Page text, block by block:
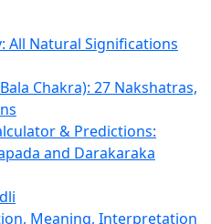
All Natural Significations
Chakra): 27 Nakshatras,
& Predictions:
and Darakaraka
Meaning, Interpretation